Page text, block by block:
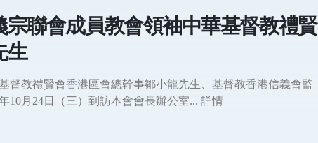
聯會成員教會領袖中華基督教禮賢
生
督教禮賢會香港區會總幹事鄒小龍先生、基督教香港信義會監
10月24日（三）到訪本會會長辦公室... 詳情